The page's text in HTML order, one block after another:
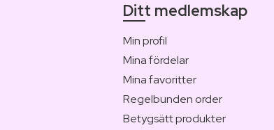
Ditt medlemskap
Min profil
Mina fördelar
Mina favoritter
Regelbunden order
Betygsätt produkter